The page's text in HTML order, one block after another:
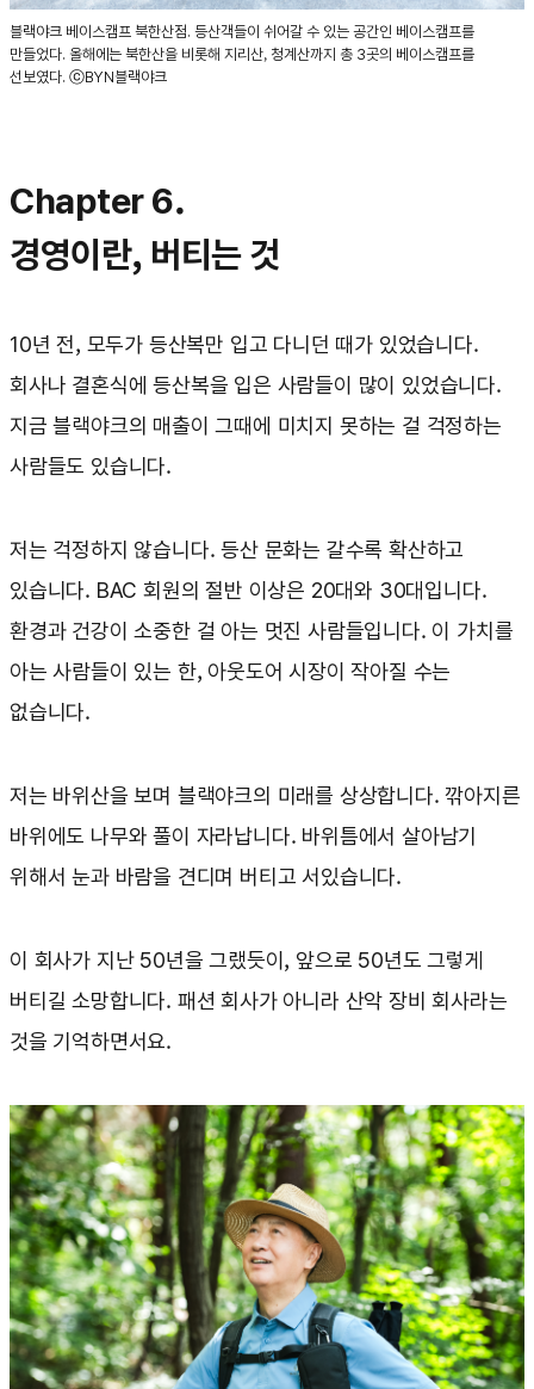
블랙야크 베이스캠프 북한산점. 등산객들이 쉬어갈 수 있는 공간인 베이스캠프를
만들었다. 올해에는 북한산을 비롯해 지리산, 청계산까지 총 3곳의 베이스캠프를
선보였다. ⓒBYN블랙야크
Chapter 6.
경영이란, 버티는 것
10년 전, 모두가 등산복만 입고 다니던 때가 있었습니다.
회사나 결혼식에 등산복을 입은 사람들이 많이 있었습니다.
지금 블랙야크의 매출이 그때에 미치지 못하는 걸 걱정하는
사람들도 있습니다.
저는 걱정하지 않습니다. 등산 문화는 갈수록 확산하고
있습니다. BAC 회원의 절반 이상은 20대와 30대입니다.
환경과 건강이 소중한 걸 아는 멋진 사람들입니다. 이 가치를
아는 사람들이 있는 한, 아웃도어 시장이 작아질 수는
없습니다.
저는 바위산을 보며 블랙야크의 미래를 상상합니다. 깎아지른
바위에도 나무와 풀이 자라납니다. 바위틈에서 살아남기
위해서 눈과 바람을 견디며 버티고 서있습니다.
이 회사가 지난 50년을 그랬듯이, 앞으로 50년도 그렇게
버티길 소망합니다. 패션 회사가 아니라 산악 장비 회사라는
것을 기억하면서요.